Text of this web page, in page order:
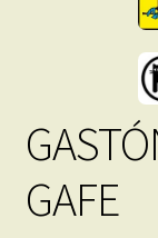
GAFE